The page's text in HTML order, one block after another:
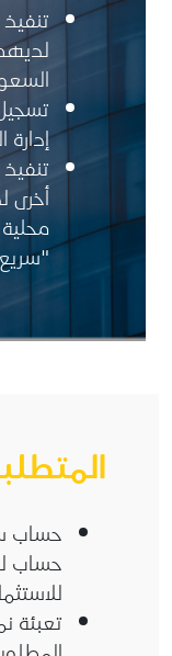
إدارة
أخرى
حساب
حساب
تعبئة